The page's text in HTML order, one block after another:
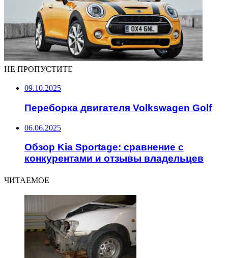
НЕ ПРОПУСТИТЕ
09.10.2025
Переборка двигателя Volkswagen Golf
06.06.2025
Обзор Kia Sportage: сравнение с
конкурентами и отзывы владельцев
ЧИТАЕМОЕ